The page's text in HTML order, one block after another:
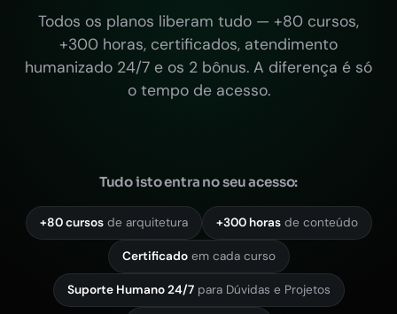
Todos os planos liberam tudo — +80 cursos,
+300 horas, certificados, atendimento
humanizado 24/7 e os 2 bônus. A diferença é só
o tempo de acesso.
Tudo isto entra no seu acesso:
+80 cursosde arquitetura +300 horasde conteúdo
Certificadoem cada curso
Suporte Humano 24/7para Dúvidas e Projetos